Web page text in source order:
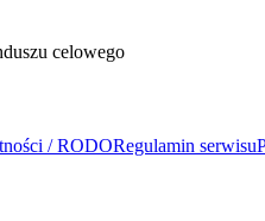
celowego
/ RODORegulamin serwisu